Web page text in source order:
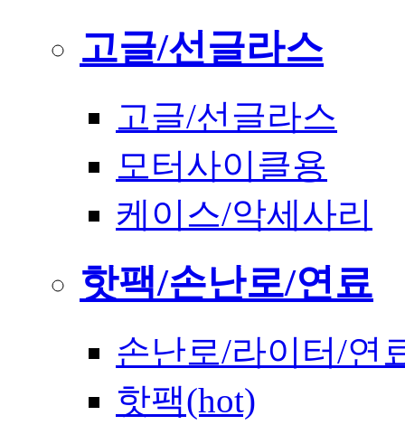
고글/선글라스
고글/선글라스
모터사이클용
케이스/악세사리
핫팩/손난로/연료
손난로/라이터/연
핫팩(hot)